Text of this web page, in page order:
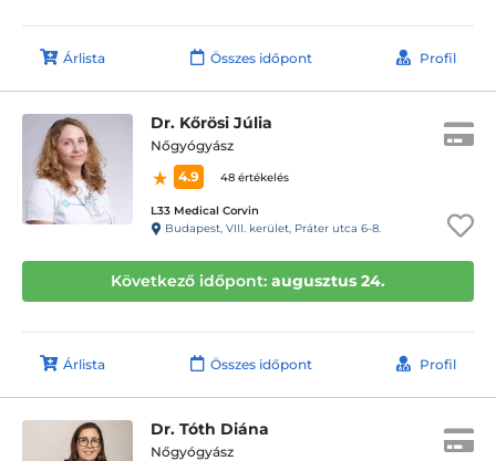
Árlista Összes időpont Profil
Dr. Kőrösi Júlia
Nőgyógyász
4.9
48 értékelés
L33 Medical Corvin
Budapest, VIII. kerület, Práter utca 6-8.
Következő időpont: augusztus 24.
Árlista Összes időpont Profil
Dr. Tóth Diána
Nőgyógyász